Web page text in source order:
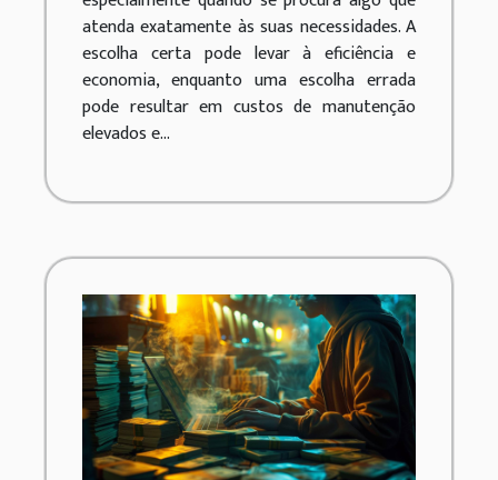
atenda exatamente às suas necessidades. A
escolha certa pode levar à eficiência e
economia, enquanto uma escolha errada
pode resultar em custos de manutenção
elevados e...